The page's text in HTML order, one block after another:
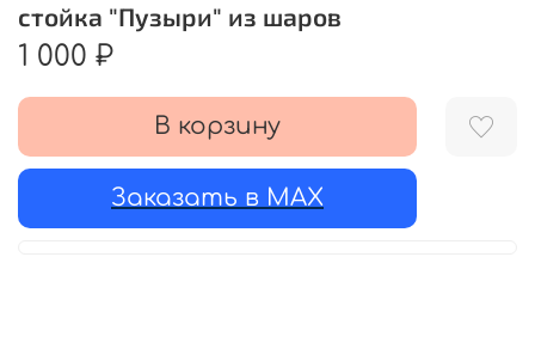
стойка "Пузыри" из шаров
1 000 ₽
В корзину
Заказать в MAX